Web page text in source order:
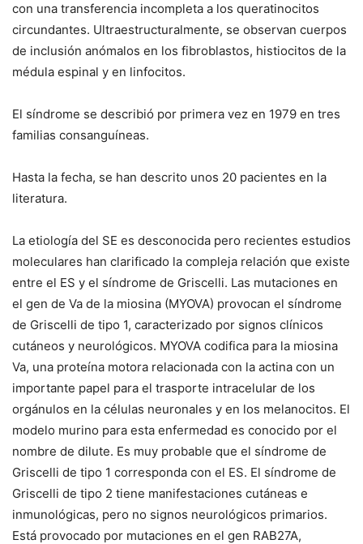
con una transferencia incompleta a los queratinocitos
circundantes. Ultraestructuralmente, se observan cuerpos
de inclusión anómalos en los fibroblastos, histiocitos de la
médula espinal y en linfocitos.
El síndrome se describió por primera vez en 1979 en tres
familias consanguíneas.
Hasta la fecha, se han descrito unos 20 pacientes en la
literatura.
La etiología del SE es desconocida pero recientes estudios
moleculares han clarificado la compleja relación que existe
entre el ES y el síndrome de Griscelli. Las mutaciones en
el gen de Va de la miosina (MYOVA) provocan el síndrome
de Griscelli de tipo 1, caracterizado por signos clínicos
cutáneos y neurológicos. MYOVA codifica para la miosina
Va, una proteína motora relacionada con la actina con un
importante papel para el trasporte intracelular de los
orgánulos en la células neuronales y en los melanocitos. El
modelo murino para esta enfermedad es conocido por el
nombre de dilute. Es muy probable que el síndrome de
Griscelli de tipo 1 corresponda con el ES. El síndrome de
Griscelli de tipo 2 tiene manifestaciones cutáneas e
inmunológicas, pero no signos neurológicos primarios.
Está provocado por mutaciones en el gen RAB27A,